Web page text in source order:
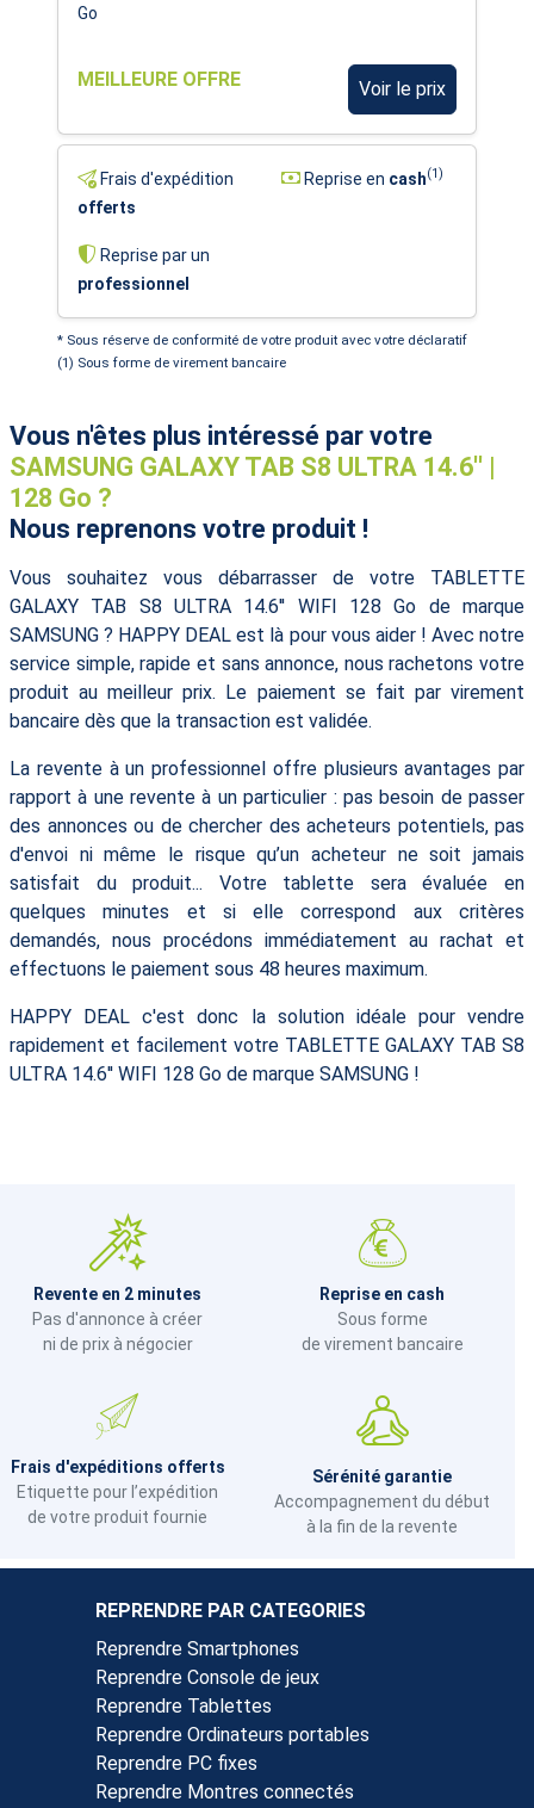
Go
MEILLEURE OFFRE Voir le prix
Frais d'expédition
offerts
Reprise en cash(1)
Reprise par un
professionnel
* Sous réserve de conformité de votre produit avec votre déclaratif
(1) Sous forme de virement bancaire
Vous n'êtes plus intéressé par votre
SAMSUNG GALAXY TAB S8 ULTRA 14.6'' |
128 Go ?
Nous reprenons votre produit !
Vous souhaitez vous débarrasser de votre TABLETTE
GALAXY TAB S8 ULTRA 14.6'' WIFI 128 Go de marque
SAMSUNG ? HAPPY DEAL est là pour vous aider ! Avec notre
service simple, rapide et sans annonce, nous rachetons votre
produit au meilleur prix. Le paiement se fait par virement
bancaire dès que la transaction est validée.
La revente à un professionnel offre plusieurs avantages par
rapport à une revente à un particulier : pas besoin de passer
des annonces ou de chercher des acheteurs potentiels, pas
d'envoi ni même le risque qu’un acheteur ne soit jamais
satisfait du produit... Votre tablette sera évaluée en
quelques minutes et si elle correspond aux critères
demandés, nous procédons immédiatement au rachat et
effectuons le paiement sous 48 heures maximum.
HAPPY DEAL c'est donc la solution idéale pour vendre
rapidement et facilement votre TABLETTE GALAXY TAB S8
ULTRA 14.6'' WIFI 128 Go de marque SAMSUNG !
Revente en 2 minutes
Pas d'annonce à créer
ni de prix à négocier
Reprise en cash
Sous forme
de virement bancaire
Frais d'expéditions offerts
Etiquette pour l’expédition
de votre produit fournie
Sérénité garantie
Accompagnement du début
à la fin de la revente
REPRENDRE PAR CATEGORIES
Reprendre Smartphones
Reprendre Console de jeux
Reprendre Tablettes
Reprendre Ordinateurs portables
Reprendre PC fixes
Reprendre Montres connectés